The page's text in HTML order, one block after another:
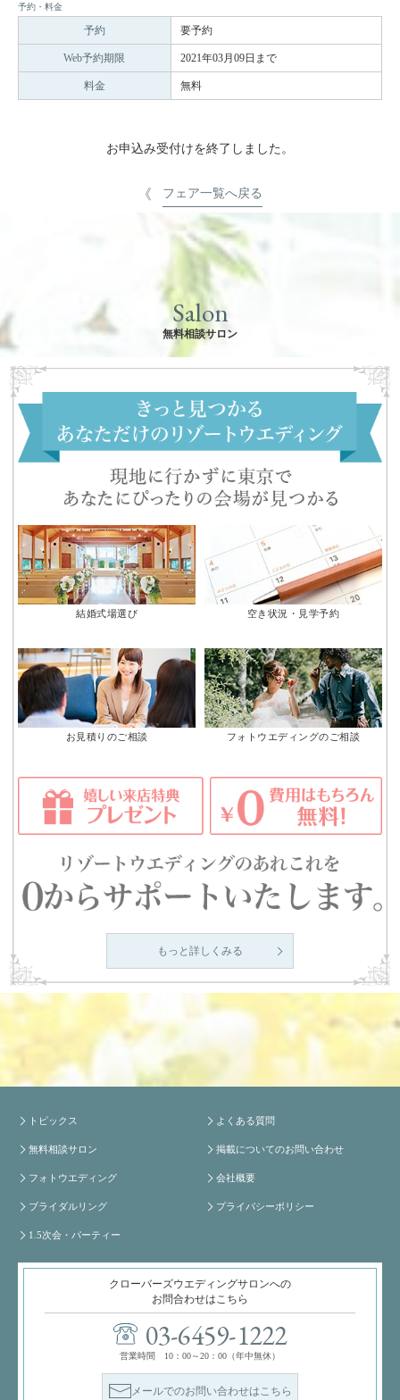
予約・料金
予約 要予約
Web予約期限 2021年03月09日まで
料金 無料
お申込み受付けを終了しました。
フェア一覧へ戻る
Salon
無料相談サロン
結婚式場選び 空き状況・見学予約
お見積りのご相談 フォトウエディングのご相談
もっと詳しくみる
トピックス
無料相談サロン
フォトウエディング
ブライダルリング
1.5次会・パーティー
よくある質問
掲載についてのお問い合わせ
会社概要
プライバシーポリシー
クローバーズウエディングサロンへの
お問合わせはこちら
03-6459-1222
営業時間 10：00～20：00（年中無休）
メールでのお問い合わせはこちら